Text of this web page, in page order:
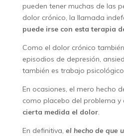
pueden tener muchas de las
dolor crónico, la llamada
puede irse con esta terapia
Como el dolor crónico
episodios de depresión,
también es trabajo
En ocasiones, el mero hecho
como placebo del problema y
cierta medida el dolor.
En definitiva, el hecho de que